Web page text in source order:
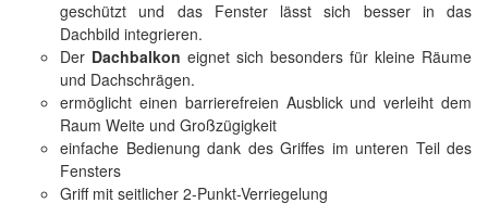
geschützt und das Fenster lässt sich besser in das
Dachbild integrieren.
Der Dachbalkon eignet sich besonders für kleine Räume
und Dachschrägen.
ermöglicht einen barrierefreien Ausblick und verleiht dem
Raum Weite und Großzügigkeit
einfache Bedienung dank des Griffes im unteren Teil des
Fensters
Griff mit seitlicher 2-Punkt-Verriegelung